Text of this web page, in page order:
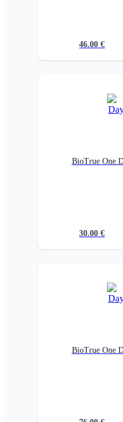
46.00 €
BioTrue One
30.00 €
BioTrue One